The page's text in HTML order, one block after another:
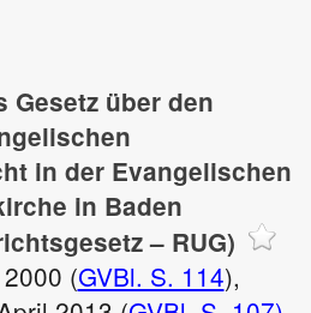
Gesetz über den
in der Evangelischen
in Baden
– RUG)
(GVBl. S. 114),